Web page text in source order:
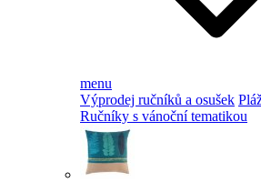
menu
Výprodej ručníků a osušek
Ručníky s vánoční tematikou